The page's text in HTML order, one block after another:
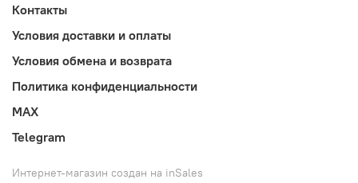
Контакты
Условия доставки и оплаты
Условия обмена и возврата
Политика конфиденциальности
MAX
Telegram
Интернет-магазин создан на inSales